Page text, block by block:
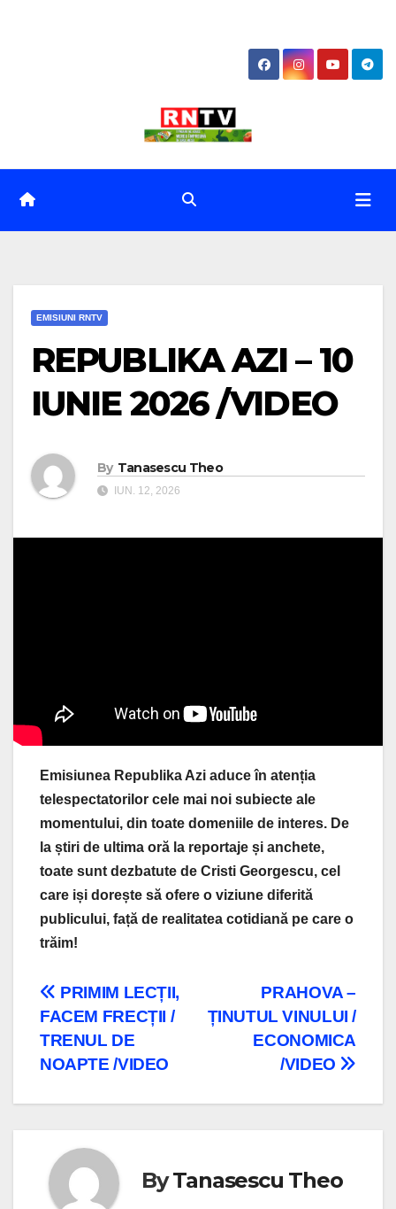
EMISIUNI RNTV
REPUBLIKA AZI – 10
IUNIE 2026 /VIDEO
By Tanasescu Theo
IUN. 12, 2026
Emisiunea Republika Azi aduce în atenția
telespectatorilor cele mai noi subiecte ale
momentului, din toate domeniile de interes. De
la știri de ultima oră la reportaje și anchete,
toate sunt dezbatute de Cristi Georgescu, cel
care iși dorește să ofere o viziune diferită
publicului, față de realitatea cotidiană pe care o
trăim!
Navigare
în
articole
PRAHOVA –
ȚINUTUL VINULUI /
ECONOMICA
/VIDEO
PRIMIM LECȚII,
FACEM FRECȚII /
TRENUL DE
NOAPTE /VIDEO
ByTanasescu Theo